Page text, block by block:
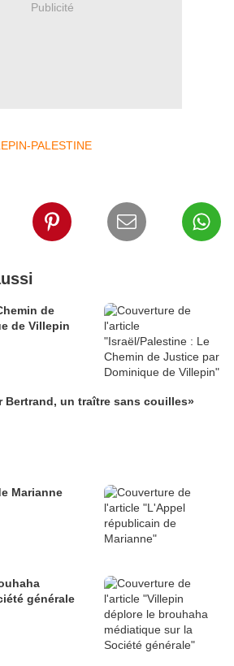
Publicité
PALESTINE
de
de Villepin
Bertrand, un traître sans couilles»
Marianne
générale